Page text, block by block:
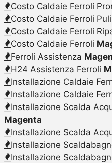
Costo Caldaie Ferroli
Costo Caldaie Ferroli
Costo Caldaie Ferroli
Costo Caldaie Ferroli
Ferroli Assistenza
H24 Assistenza Ferroli
Installazione Caldaie
Installazione Caldaie
Installazione Scalda
Magenta
Installazione Scalda
Installazione
Installazione